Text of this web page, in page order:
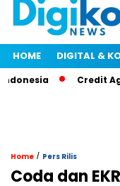
HOME DIGITAL &
Credit Agricole
Home / Pers Rilis
Coda dan